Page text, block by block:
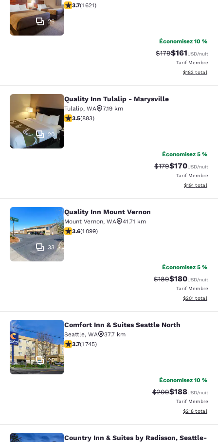
26
3.69 étoiles. Bien. 1621 commentaires
3.7(1 621)
Économisez 10 %
Tarif barré :
$179Tarif réduit :
$161USD/nuit
Tarif Membre
Afficher les
$182 total
Quality Inn Tulalip - Marysville
20
Quality Inn Tulalip - Marysville
Tulalip, WA
7.19 km
3.53 étoiles. Bien. 883 commentaires
3.5(883)
Économisez 5 %
Tarif barré :
$179Tarif réduit :
$170USD/nuit
Tarif Membre
Afficher les
$191 total
Quality Inn Mount Vernon
33
Quality Inn Mount Vernon
Mount Vernon, WA
41.71 km
3.6 étoiles. Bien. 1099 commentaires
3.6(1 099)
Économisez 5 %
Tarif barré :
$189Tarif réduit :
$180USD/nuit
Tarif Membre
Afficher les
$201 total
Comfort Inn & Suites Seattle North
26
Comfort Inn & Suites Seattle North
Seattle, WA
37.7 km
3.74 étoiles. Bien. 1745 commentaires
3.7(1 745)
Économisez 10 %
Tarif barré :
$209Tarif réduit :
$188USD/nuit
Tarif Membre
Afficher les
$218 total
Country Inn & Suites by Radisson, Seattle-